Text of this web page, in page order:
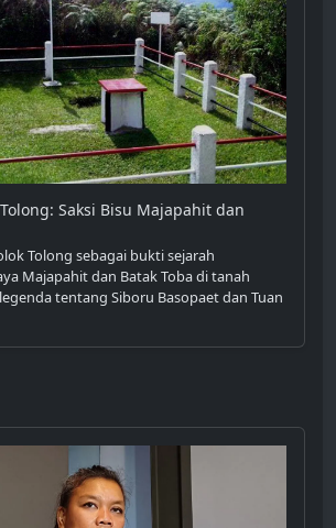
Saksi Bisu Majapahit dan
Tolong sebagai bukti sejarah
Majapahit dan Batak Toba di tanah
tentang Siboru Basopaet dan Tuan